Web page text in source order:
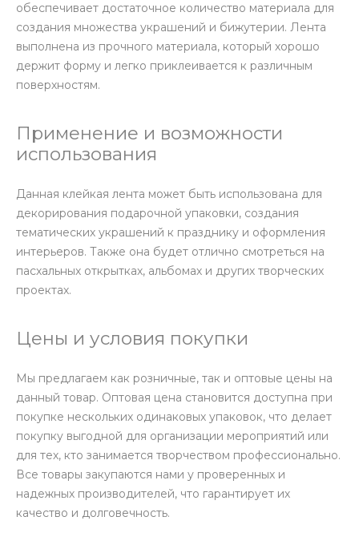
обеспечивает достаточное количество материала для
создания множества украшений и бижутерии. Лента
выполнена из прочного материала, который хорошо
держит форму и легко приклеивается к различным
поверхностям.
Применение и возможности
использования
Данная клейкая лента может быть использована для
декорирования подарочной упаковки, создания
тематических украшений к празднику и оформления
интерьеров. Также она будет отлично смотреться на
пасхальных открытках, альбомах и других творческих
проектах.
Цены и условия покупки
Мы предлагаем как розничные, так и оптовые цены на
данный товар. Оптовая цена становится доступна при
покупке нескольких одинаковых упаковок, что делает
покупку выгодной для организации мероприятий или
для тех, кто занимается творчеством профессионально.
Все товары закупаются нами у проверенных и
надежных производителей, что гарантирует их
качество и долговечность.